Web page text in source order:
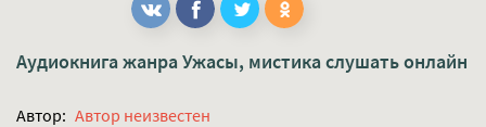
Аудиокнига жанра Ужасы, мистика слушать онлайн
Автор: Автор неизвестен